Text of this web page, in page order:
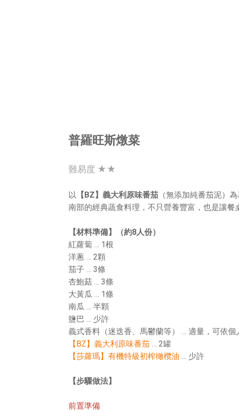
普羅旺斯燉菜
難易度 ★★
以 【BZ】義大利原味番茄 （無添加純番茄泥）
南部的經典蔬食料理，不只營養豐富，也是讓餐
【材料準備】（約8人份）
紅蘿蔔 … 1根
洋蔥 … 2顆
茄子 … 3條
杏鮑菇 … 3條
大黃瓜 … 1條
南瓜 … 半顆
鹽巴 … 少許
義式香料（迷迭香、馬鬱蘭等） … 適量，可依個
【BZ】義大利原味番茄 … 2罐
【莎蘿瑪】有機特級初榨橄欖油 … 少許
【步驟做法】
前置準備